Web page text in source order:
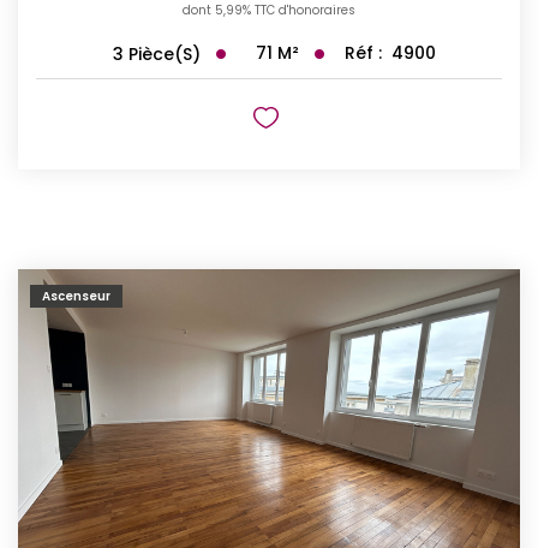
dont 5,99% TTC d'honoraires
3 Pièce(s) 71 M² Réf : 4900
Ascenseur